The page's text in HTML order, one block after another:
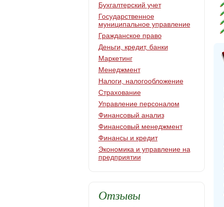
Бухгалтерский учет
Государственное
муниципальное управление
Гражданское право
Деньги, кредит, банки
Маркетинг
Менеджмент
Налоги, налогообложение
Страхование
Управление персоналом
Финансовый анализ
Финансовый менеджмент
Финансы и кредит
Экономика и управление на
предприятии
Отзывы